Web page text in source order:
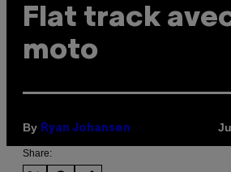
Flat track
moto
By Ryan Johansen
Share: